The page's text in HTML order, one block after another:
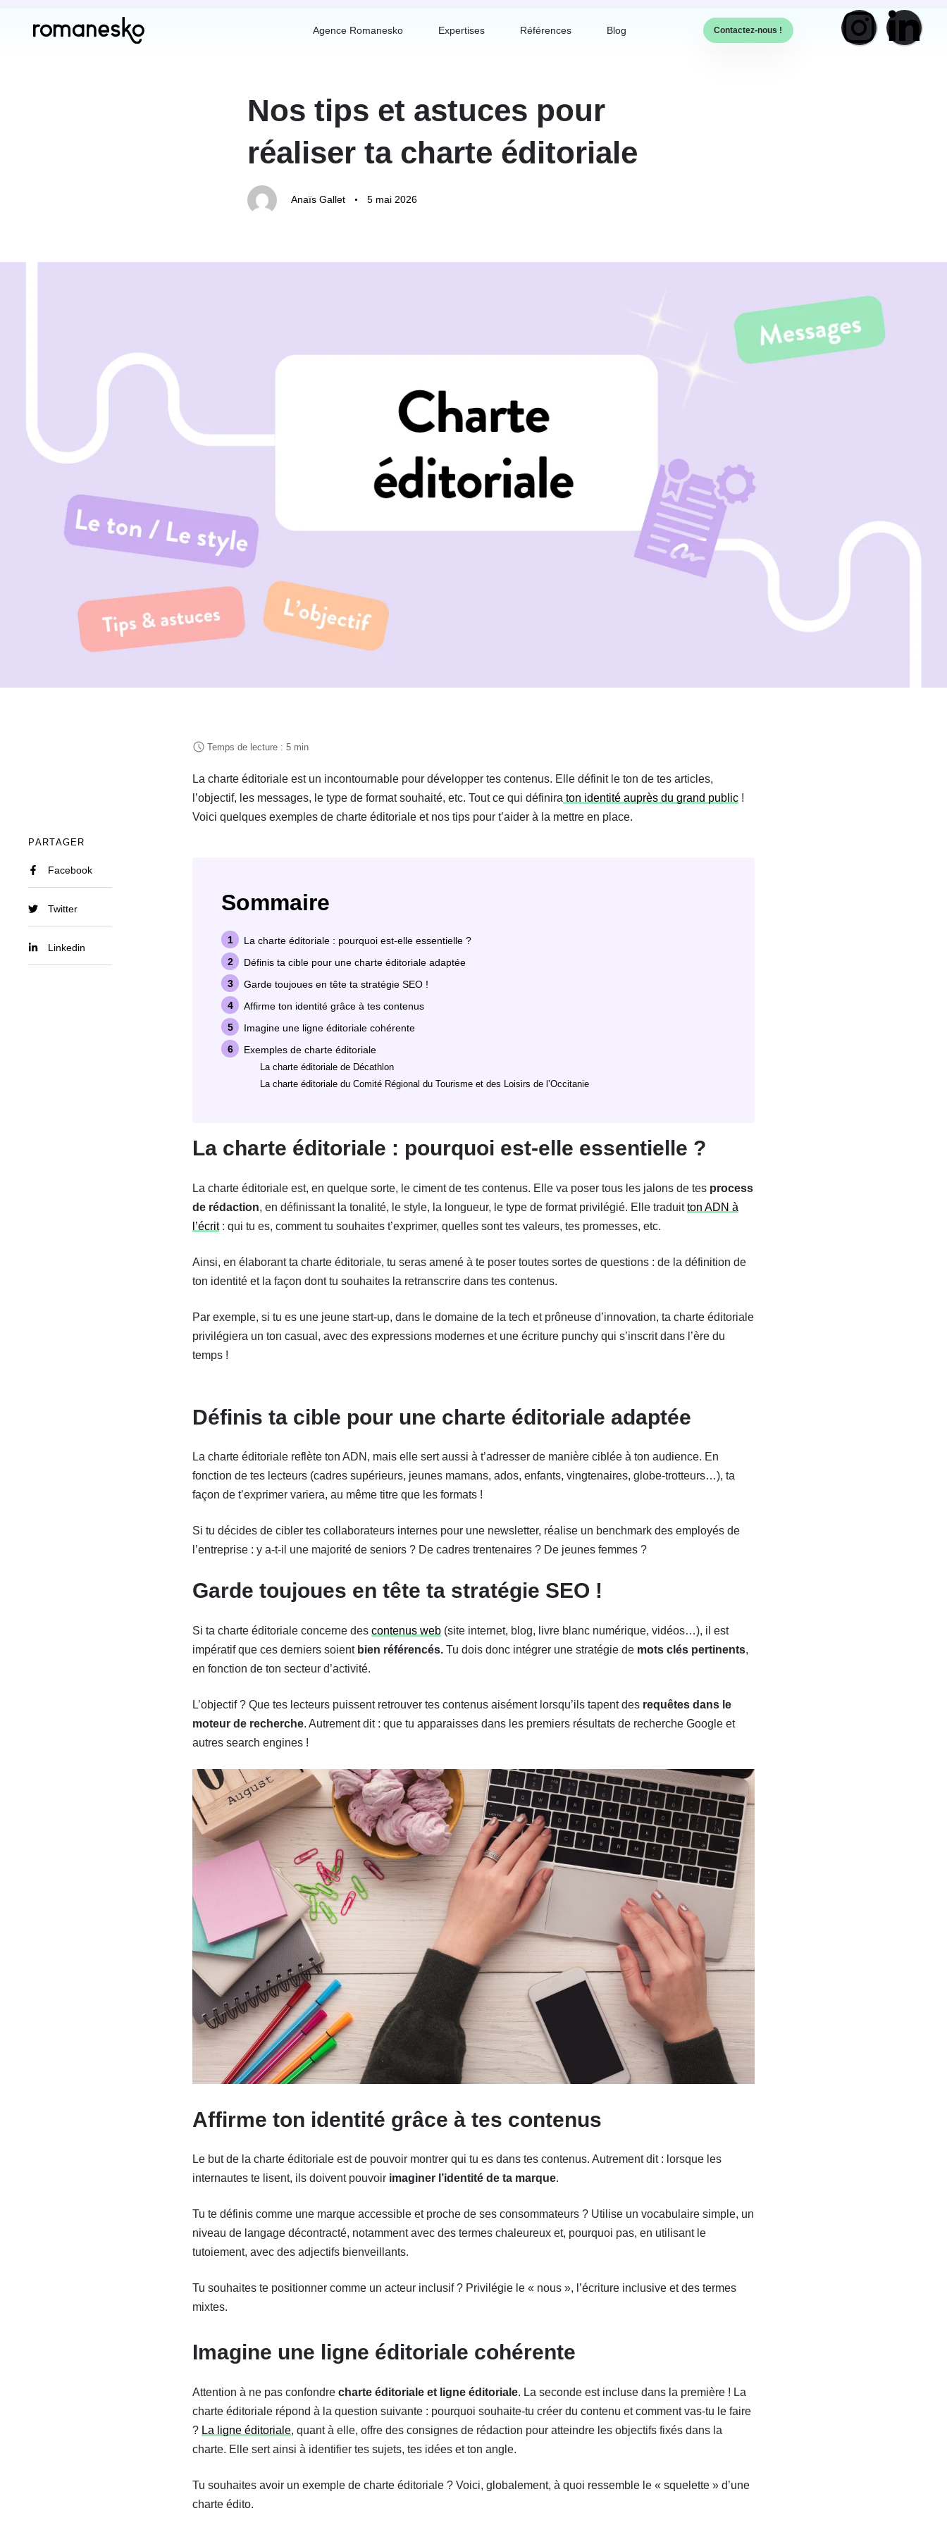
Agence Romanesko Expertises Références Blog Contactez-nous !
Nos tips et astuces pour
réaliser ta charte éditoriale
Anaïs Gallet 5 mai 2026
PARTAGER
Facebook
Twitter
Linkedin
La charte éditoriale est un incontournable pour développer tes contenus. Elle définit le ton de tes articles,
l’objectif, les messages, le type de format souhaité, etc. Tout ce qui définira ton identité auprès du grand public !
Voici quelques exemples de charte éditoriale et nos tips pour t’aider à la mettre en place.
Sommaire
La charte éditoriale : pourquoi est-elle essentielle ?
Définis ta cible pour une charte éditoriale adaptée
Garde toujoues en tête ta stratégie SEO !
Affirme ton identité grâce à tes contenus
Imagine une ligne éditoriale cohérente
Exemples de charte éditoriale
La charte éditoriale de Décathlon
La charte éditoriale du Comité Régional du Tourisme et des Loisirs de l’Occitanie
La charte éditoriale : pourquoi est-elle essentielle ?
La charte éditoriale est, en quelque sorte, le ciment de tes contenus. Elle va poser tous les jalons de tes process
de rédaction, en définissant la tonalité, le style, la longueur, le type de format privilégié. Elle traduitton ADN à
l’écrit: qui tu es, comment tu souhaites t’exprimer, quelles sont tes valeurs, tes promesses, etc.
Ainsi, en élaborant ta charte éditoriale, tu seras amené à te poser toutes sortes de questions : de la définition de
ton identité et la façon dont tu souhaites la retranscrire dans tes contenus.
Par exemple, si tu es une jeune start-up, dans le domaine de la tech et prôneuse d’innovation, ta charte éditoriale
privilégiera un ton casual, avec des expressions modernes et une écriture punchy qui s’inscrit dans l’ère du
temps !
Définis ta cible pour une charte éditoriale adaptée
La charte éditoriale reflète ton ADN, mais elle sert aussi à t’adresser de manière ciblée à ton audience. En
fonction de tes lecteurs (cadres supérieurs, jeunes mamans, ados, enfants, vingtenaires, globe-trotteurs…), ta
façon de t’exprimer variera, au même titre que les formats !
Si tu décides de cibler tes collaborateurs internes pour une newsletter, réalise un benchmark des employés de
l’entreprise : y a-t-il une majorité de seniors ? De cadres trentenaires ? De jeunes femmes ?
Garde toujoues en tête ta stratégie SEO !
Si ta charte éditoriale concerne des contenus web (site internet, blog, livre blanc numérique, vidéos…), il est
impératif que ces derniers soient bien référencés. Tu dois donc intégrer une stratégie de mots clés pertinents,
en fonction de ton secteur d’activité.
L’objectif ? Que tes lecteurs puissent retrouver tes contenus aisément lorsqu’ils tapent des requêtes dans le
moteur de recherche. Autrement dit : que tu apparaisses dans les premiers résultats de recherche Google et
autres search engines !
Affirme ton identité grâce à tes contenus
Le but de la charte éditoriale est de pouvoir montrer qui tu es dans tes contenus. Autrement dit : lorsque les
internautes te lisent, ils doivent pouvoir imaginer l’identité de ta marque.
Tu te définis comme une marque accessible et proche de ses consommateurs ? Utilise un vocabulaire simple, un
niveau de langage décontracté, notamment avec des termes chaleureux et, pourquoi pas, en utilisant le
tutoiement, avec des adjectifs bienveillants.
Tu souhaites te positionner comme un acteur inclusif ? Privilégie le « nous », l’écriture inclusive et des termes
mixtes.
Imagine une ligne éditoriale cohérente
Attention à ne pas confondre charte éditoriale et ligne éditoriale. La seconde est incluse dans la première ! La
charte éditoriale répond à la question suivante : pourquoi souhaite-tu créer du contenu et comment vas-tu le faire
? La ligne éditoriale, quant à elle, offre des consignes de rédaction pour atteindre les objectifs fixés dans la
charte. Elle sert ainsi à identifier tes sujets, tes idées et ton angle.
Tu souhaites avoir un exemple de charte éditoriale ? Voici, globalement, à quoi ressemble le « squelette » d’une
charte édito.